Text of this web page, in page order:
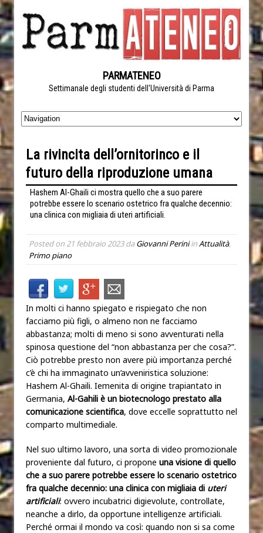
PARMATENEO
Settimanale degli studenti dell'Università di Parma
La rivincita dell’ornitorinco e il
futuro della riproduzione umana
Hashem Al-Ghaili ci mostra quello che a suo parere
potrebbe essere lo scenario ostetrico fra qualche decennio:
una clinica con migliaia di uteri artificiali.
Posted on 21 febbraio 2023daGiovanni PeriniinAttualità,
Primo piano
In molti ci hanno spiegato e rispiegato che non
facciamo più figli, o almeno non ne facciamo
abbastanza; molti di meno si sono avventurati nella
spinosa questione del “non abbastanza per che cosa?”.
Ciò potrebbe presto non avere più importanza perché
c’è chi ha immaginato un’avveniristica soluzione:
Hashem Al-Ghaili. Iemenita di origine trapiantato in
Germania, Al-Gahili è un biotecnologo prestato alla
comunicazione scientifica, dove eccelle soprattutto nel
comparto multimediale.
Nel suo ultimo lavoro, una sorta di video promozionale
proveniente dal futuro, ci propone una visione di quello
che a suo parere potrebbe essere lo scenario ostetrico
fra qualche decennio: una clinica con migliaia di uteri
artificiali: ovvero incubatrici digievolute, controllate,
neanche a dirlo, da opportune intelligenze artificiali.
Perché ormai il mondo va così: quando non si sa come